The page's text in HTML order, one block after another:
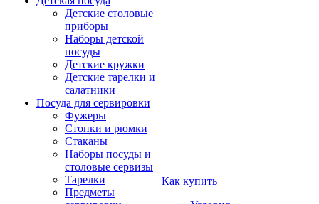
Детские столовые
приборы
Наборы детской
посуды
Детские кружки
Детские тарелки и
салатники
Посуда для сервировки
Фужеры
Стопки и рюмки
Стаканы
Наборы посуды и
столовые сервизы
Тарелки
Предметы
Как купить